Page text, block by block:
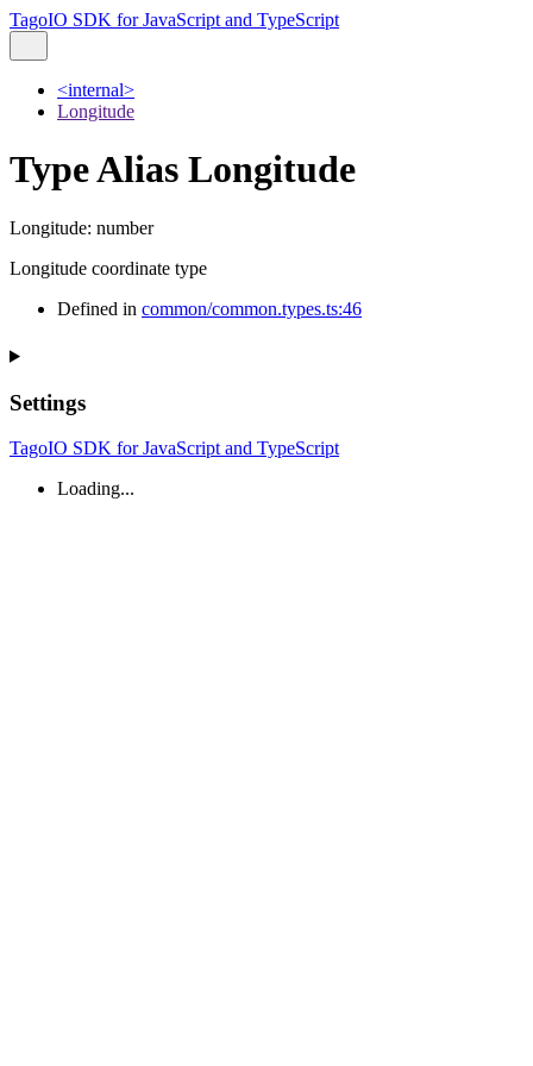
TagoIO SDK for JavaScript and TypeScript
<internal>
Longitude
Type Alias Longitude
Longitude: number
Longitude coordinate type
Defined in common/common.types.ts:46
Settings
TagoIO SDK for JavaScript and TypeScript
Loading...